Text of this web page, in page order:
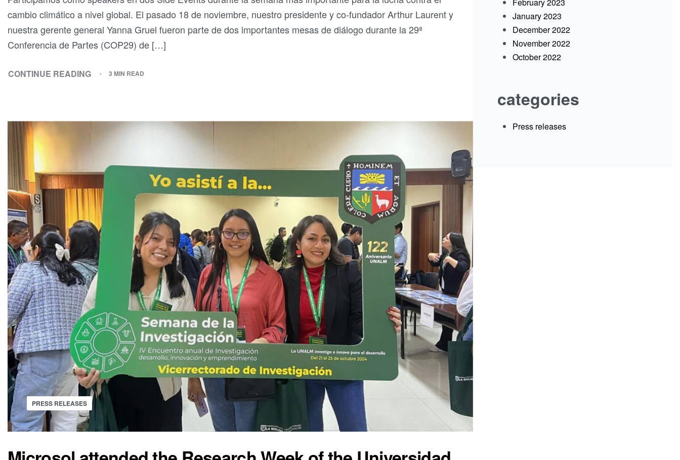
cambio climático a nivel global. El pasado 18 de noviembre, nuestro presidente y co-fundador Arthur Laurent y
nuestra gerente general Yanna Gruel fueron parte de dos importantes mesas de diálogo durante la 29ª
Conferencia de Partes (COP29) de […]
CONTINUE READING 3 MIN READ
PRESS RELEASES
February 2023
January 2023
December 2022
November 2022
October 2022
categories
Press releases